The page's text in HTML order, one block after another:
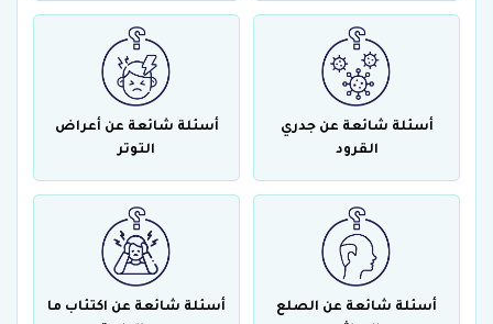
أسئلة شائعة عن جدري
القرود
أسئلة شائعة عن أعراض
التوتر
أسئلة شائعة عن الصلع
أسئلة شائعة عن اكتئاب ما